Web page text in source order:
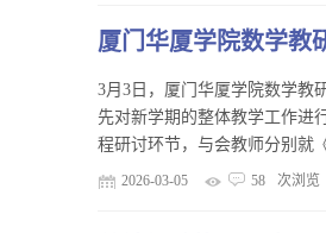
厦门华厦学院数学教
3月3日，厦门华厦学院数学教
先对新学期的整体教学工作进
程研讨环节，与会教师分别就
2026-03-05 58 次浏览